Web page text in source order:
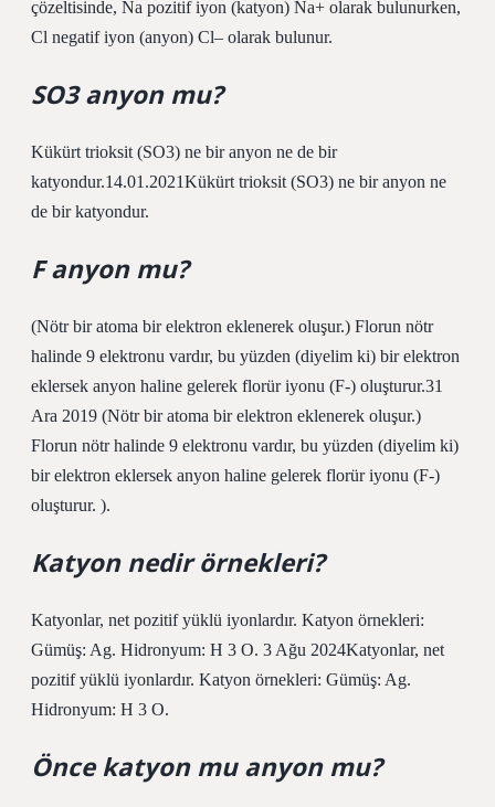
çözeltisinde, Na pozitif iyon (katyon) Na+ olarak bulunurken,
Cl negatif iyon (anyon) Cl– olarak bulunur.
SO3 anyon mu?
Kükürt trioksit (SO3) ne bir anyon ne de bir
katyondur.14.01.2021Kükürt trioksit (SO3) ne bir anyon ne
de bir katyondur.
F anyon mu?
(Nötr bir atoma bir elektron eklenerek oluşur.) Florun nötr
halinde 9 elektronu vardır, bu yüzden (diyelim ki) bir elektron
eklersek anyon haline gelerek florür iyonu (F-) oluşturur.31
Ara 2019 (Nötr bir atoma bir elektron eklenerek oluşur.)
Florun nötr halinde 9 elektronu vardır, bu yüzden (diyelim ki)
bir elektron eklersek anyon haline gelerek florür iyonu (F-)
oluşturur. ).
Katyon nedir örnekleri?
Katyonlar, net pozitif yüklü iyonlardır. Katyon örnekleri:
Gümüş: Ag. Hidronyum: H 3 O. 3 Ağu 2024Katyonlar, net
pozitif yüklü iyonlardır. Katyon örnekleri: Gümüş: Ag.
Hidronyum: H 3 O.
Önce katyon mu anyon mu?